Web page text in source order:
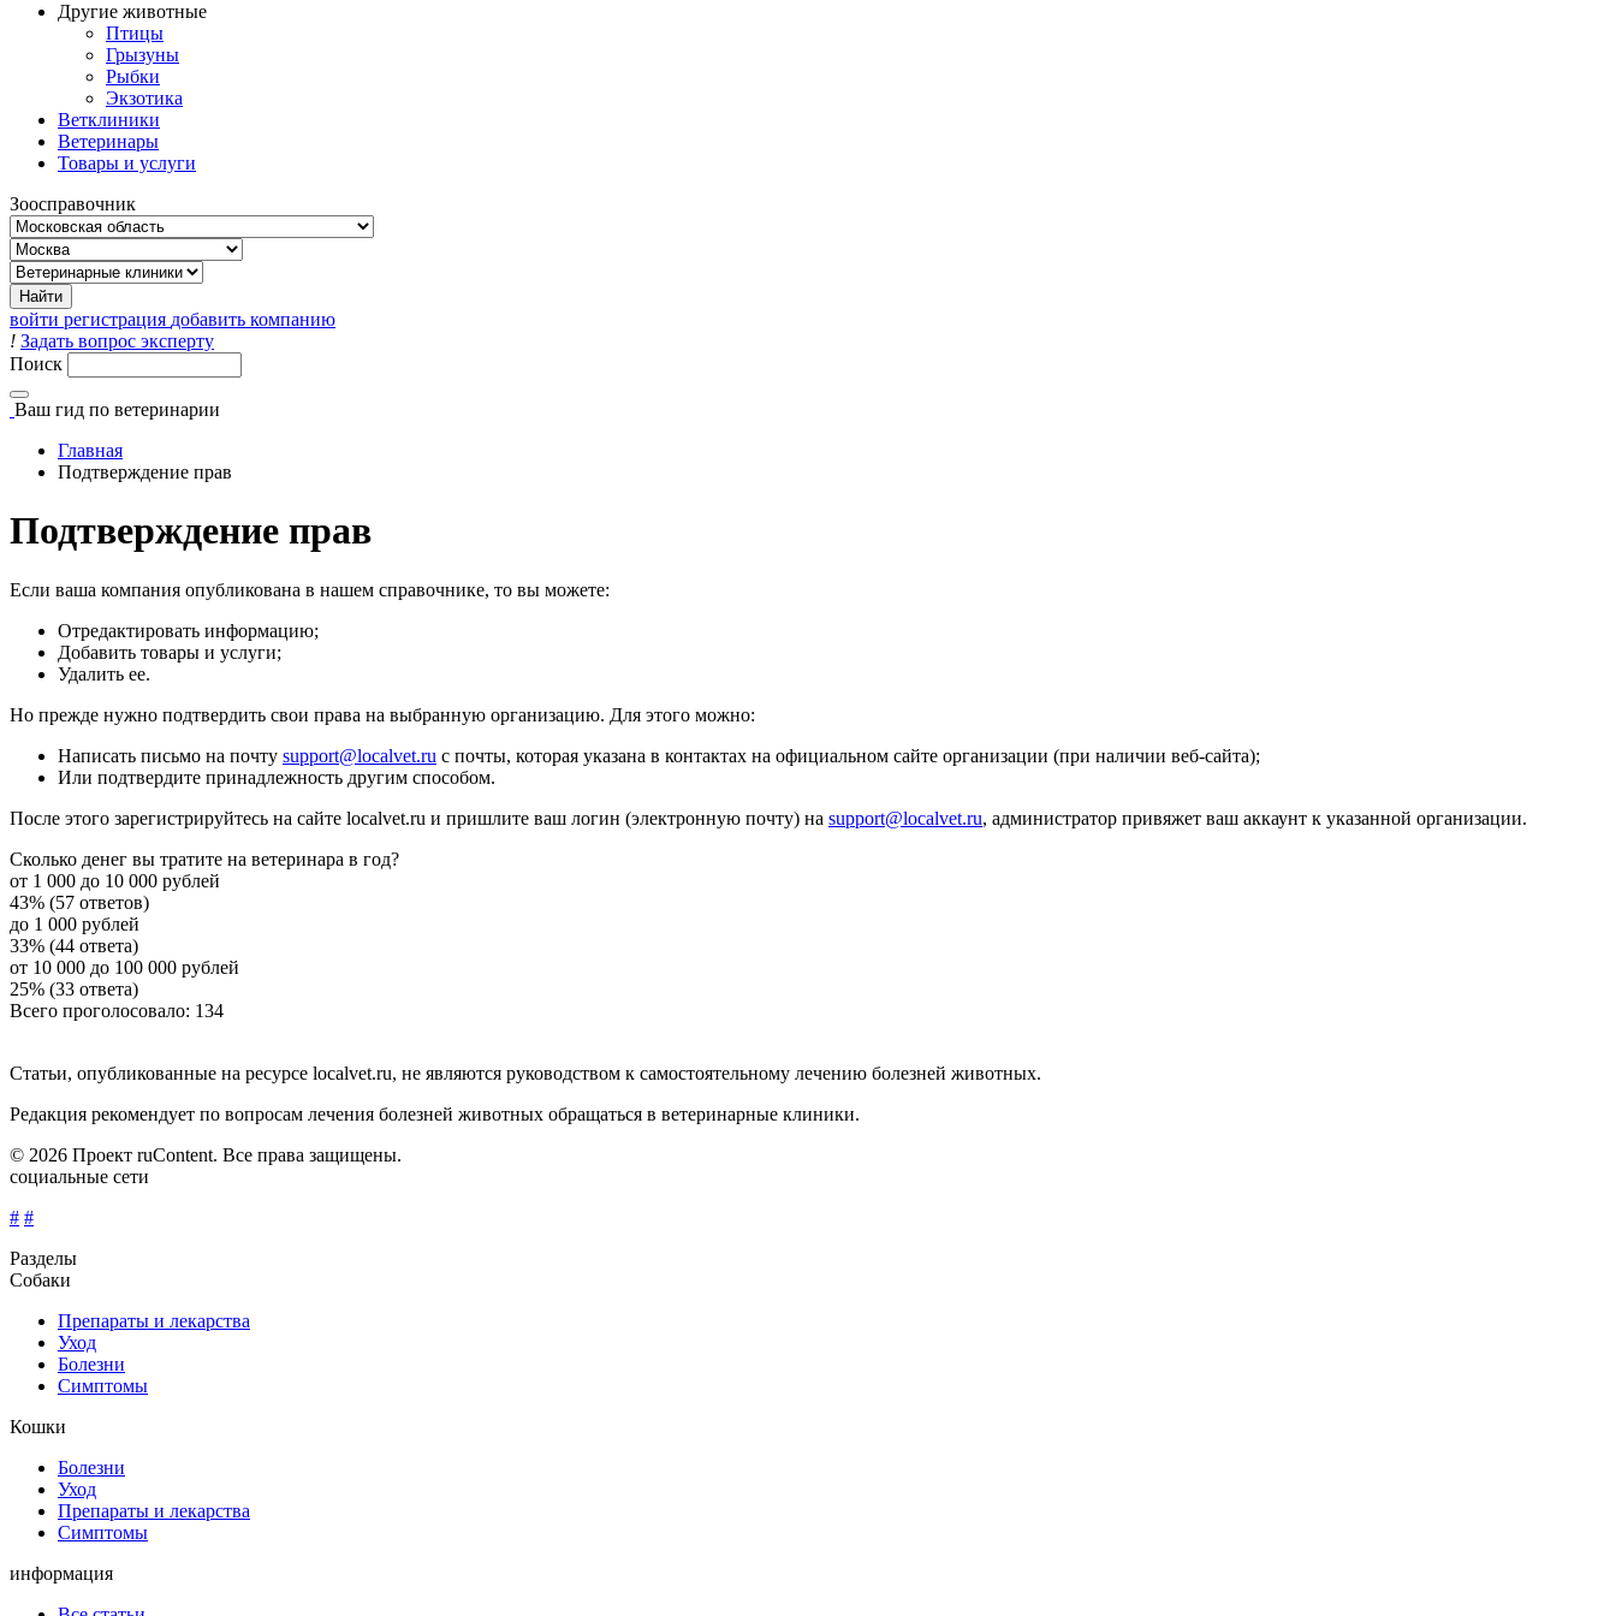
Другие животные
Птицы
Грызуны
Рыбки
Экзотика
Ветклиники
Ветеринары
Товары и услуги
Зоосправочник
войти регистрация добавить компанию
! Задать вопрос эксперту
Поиск
Ваш гид по ветеринарии
Главная
Подтверждение прав
Подтверждение прав
Если ваша компания опубликована в нашем справочнике, то вы можете:
Отредактировать информацию;
Добавить товары и услуги;
Удалить ее.
Но прежде нужно подтвердить свои права на выбранную организацию. Для этого можно:
Написать письмо на почту support@localvet.ru с почты, которая указана в контактах на официальном сайте организации (при наличии веб-сайта);
Или подтвердите принадлежность другим способом.
После этого зарегистрируйтесь на сайте localvet.ru и пришлите ваш логин (электронную почту) на support@localvet.ru, администратор привяжет ваш аккаунт к указанной организации.
Сколько денег вы тратите на ветеринара в год?
от 1 000 до 10 000 рублей
43% (57 ответов)
до 1 000 рублей
33% (44 ответа)
от 10 000 до 100 000 рублей
25% (33 ответа)
Всего проголосовало: 134
Статьи, опубликованные на ресурсе localvet.ru, не являются руководством к самостоятельному лечению болезней животных.
Редакция рекомендует по вопросам лечения болезней животных обращаться в ветеринарные клиники.
© 2026 Проект ruContent. Все права защищены.
социальные сети
# #
Разделы
Собаки
Препараты и лекарства
Уход
Болезни
Симптомы
Кошки
Болезни
Уход
Препараты и лекарства
Симптомы
информация